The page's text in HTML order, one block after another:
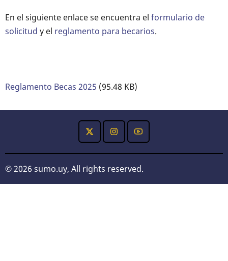
En el siguiente enlace se encuentra el formulario de
solicitud y el reglamento para becarios.
Reglamento Becas 2025 (95.48 KB)
© 2026 sumo.uy, All rights reserved.